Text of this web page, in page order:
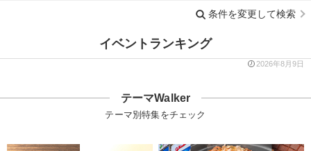
条件を変更して検索
イベントランキング
2026年8月9日
テーマWalker
テーマ別特集をチェック